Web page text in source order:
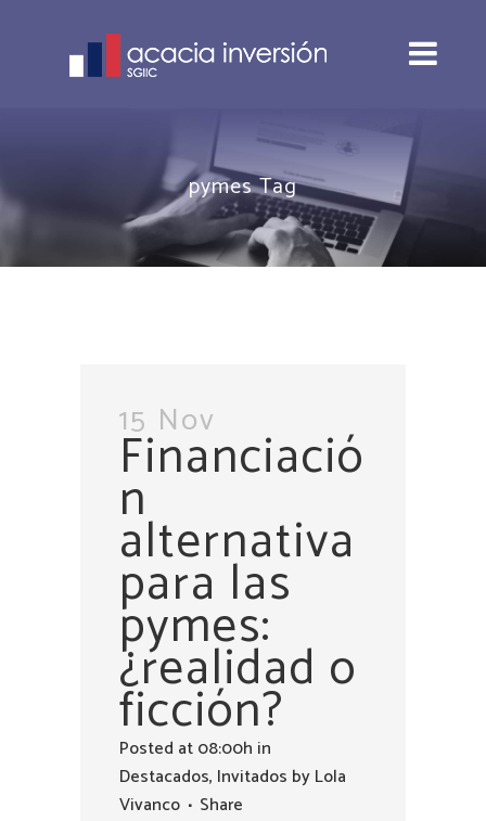
pymes Tag
15 Nov
Financiació
n
alternativa
para las
pymes:
¿realidad o
ficción?
Posted at 08:00h in
Destacados, Invitados byLola
Vivanco
Share